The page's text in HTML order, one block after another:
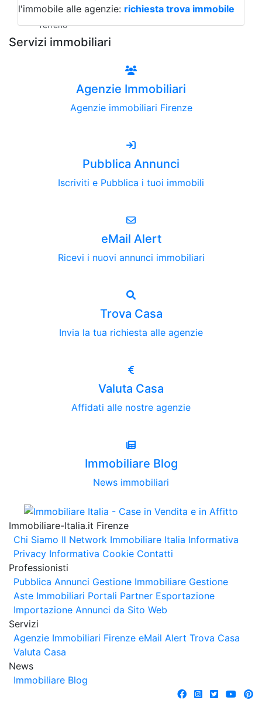
Terreno edificabile
Terreno
l'immobile alle agenzie: richiesta trova immobile
Servizi immobiliari
Agenzie Immobiliari
Agenzie immobiliari Firenze
Pubblica Annunci
Iscriviti e Pubblica i tuoi immobili
eMail Alert
Ricevi i nuovi annunci immobiliari
Trova Casa
Invia la tua richiesta alle agenzie
Valuta Casa
Affidati alle nostre agenzie
Immobiliare Blog
News immobiliari
Immobiliare-Italia.it Firenze
Chi Siamo Il Network Immobiliare Italia Informativa
Privacy Informativa Cookie Contatti
Professionisti
Pubblica Annunci Gestione Immobiliare Gestione
Aste Immobiliari Portali Partner Esportazione
Importazione Annunci da Sito Web
Servizi
Agenzie Immobiliari Firenze eMail Alert Trova Casa
Valuta Casa
News
Immobiliare Blog